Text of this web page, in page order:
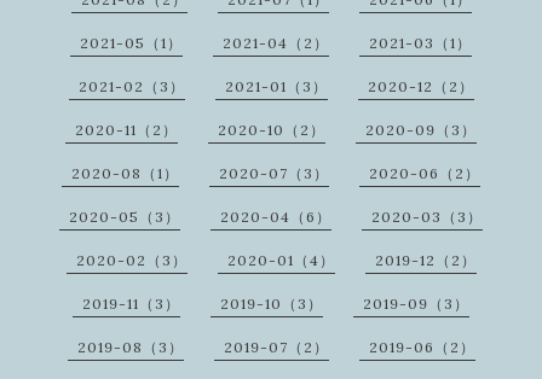
2021-05（1） 2021-04（2） 2021-03（1）
2021-02（3） 2021-01（3） 2020-12（2）
2020-11（2） 2020-10（2） 2020-09（3）
2020-08（1） 2020-07（3） 2020-06（2）
2020-05（3） 2020-04（6） 2020-03（3）
2020-02（3） 2020-01（4） 2019-12（2）
2019-11（3） 2019-10（3） 2019-09（3）
2019-08（3） 2019-07（2） 2019-06（2）